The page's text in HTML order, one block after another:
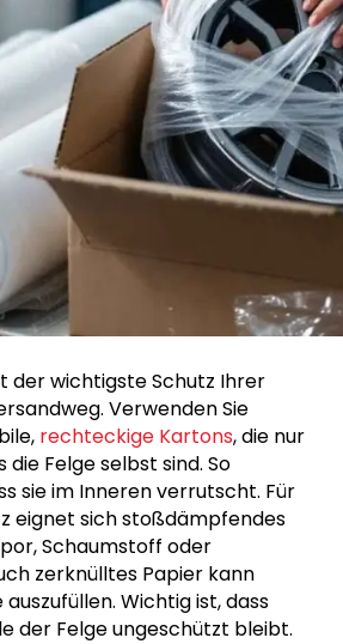
der wichtigste Schutz Ihrer
Verwenden Sie
rechteckige Kartons, die nur
Felge selbst sind. So
sie im Inneren verrutscht. Für
eignet sich stoßdämpfendes
Schaumstoff oder
zerknülltes Papier kann
Wichtig ist, dass
der Felge ungeschützt bleibt.